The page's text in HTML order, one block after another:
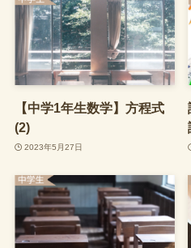
【中学1年生数学】方程式
(2)
2023年5月27日